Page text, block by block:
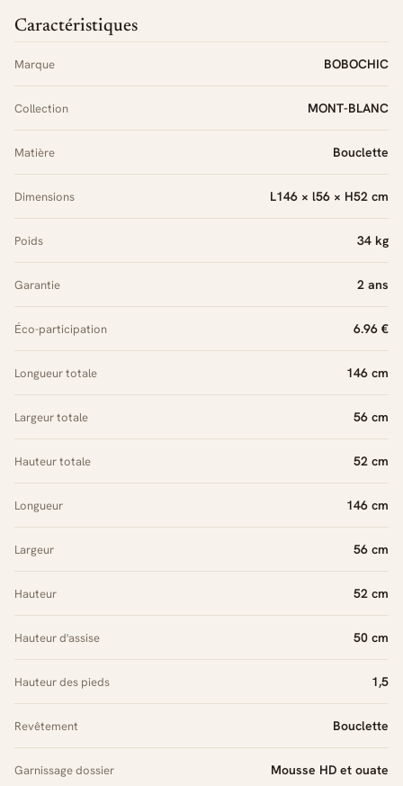
Caractéristiques
Marque BOBOCHIC
Collection MONT-BLANC
Matière Bouclette
Dimensions L146 × l56 × H52 cm
Poids 34 kg
Garantie 2 ans
Éco-participation 6.96 €
Longueur totale 146 cm
Largeur totale 56 cm
Hauteur totale 52 cm
Longueur 146 cm
Largeur 56 cm
Hauteur 52 cm
Hauteur d'assise 50 cm
Hauteur des pieds 1,5
Revêtement Bouclette
Garnissage dossier Mousse HD et ouate